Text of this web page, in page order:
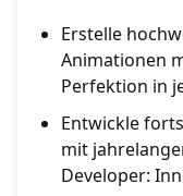
Erstelle
Animationen
Perfektion in
Entwickle
mit
Developer: